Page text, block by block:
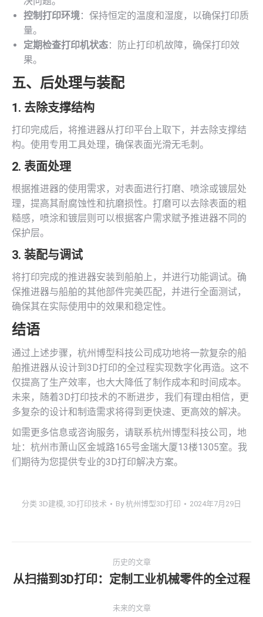
控制打印环境：保持恒定的温度和湿度，以确保打印质
量。
定期检查打印机状态：防止打印机故障，确保打印效
果。
五、后处理与装配
1. 去除支撑结构
打印完成后，将推进器从打印平台上取下，并去除支撑结
构。使用专用工具处理，确保表面光滑无毛刺。
2. 表面处理
根据推进器的使用需求，对表面进行打磨、喷涂或镀层处
理，提高其耐腐蚀性和抗磨损性。打磨可以去除表面的粗
糙感，喷涂和镀层则可以根据客户需求赋予推进器不同的
保护层。
3. 装配与调试
将打印完成的推进器安装到船舶上，并进行功能调试。确
保推进器与船舶的其他部件完美匹配，并进行全面测试，
确保其在实际使用中的效果和稳定性。
结语
通过上述步骤，杭州博型科技公司成功地将一款复杂的船
舶推进器从设计到3D打印的全过程实现数字化再造。这不
仅提高了生产效率，也大大降低了制作成本和时间成本。
未来，随着3D打印技术的不断进步，我们有理由相信，更
多复杂的设计和制造需求将得到更快速、更高效的解决。
如需更多信息或咨询服务，请联系杭州博型科技公司，地
址：杭州市萧山区金城路165号金瑞大厦13楼1305室。我
们期待为您提供专业的3D打印解决方案。
分类 3D建模 3D打印技术 By杭州博型3D打印 2024年7月29日
章
历史的文章
历
的
从扫描到3D打印：定制工业机械零件的全过程
未来的文章